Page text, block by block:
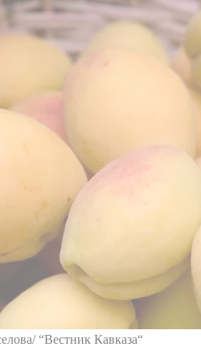
“Вестник Кавказа“